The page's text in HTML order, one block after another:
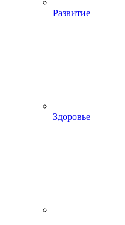
Развитие
Здоровье